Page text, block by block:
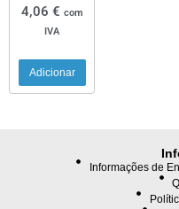
4,06 € com
IVA
Adicionar
Informações de